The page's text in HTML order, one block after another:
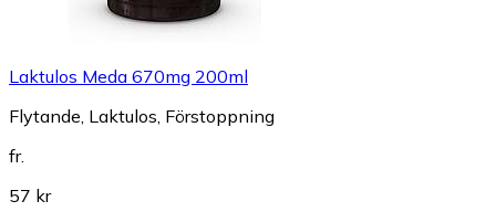
Laktulos Meda 670mg 200ml
Flytande, Laktulos, Förstoppning
fr.
57 kr